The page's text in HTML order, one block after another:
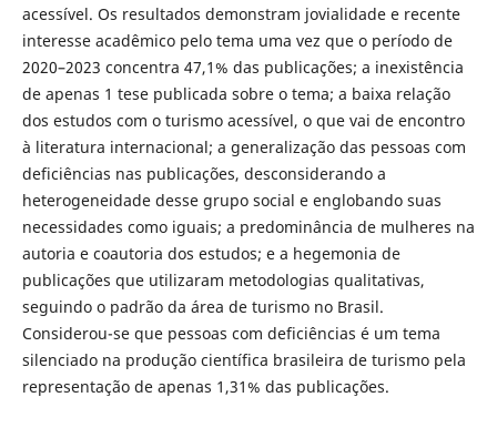
acessível. Os resultados demonstram jovialidade e recente
interesse acadêmico pelo tema uma vez que o período de
2020–2023 concentra 47,1% das publicações; a inexistência
de apenas 1 tese publicada sobre o tema; a baixa relação
dos estudos com o turismo acessível, o que vai de encontro
à literatura internacional; a generalização das pessoas com
deficiências nas publicações, desconsiderando a
heterogeneidade desse grupo social e englobando suas
necessidades como iguais; a predominância de mulheres na
autoria e coautoria dos estudos; e a hegemonia de
publicações que utilizaram metodologias qualitativas,
seguindo o padrão da área de turismo no Brasil.
Considerou-se que pessoas com deficiências é um tema
silenciado na produção científica brasileira de turismo pela
representação de apenas 1,31% das publicações.